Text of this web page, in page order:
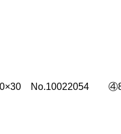
No.10022054